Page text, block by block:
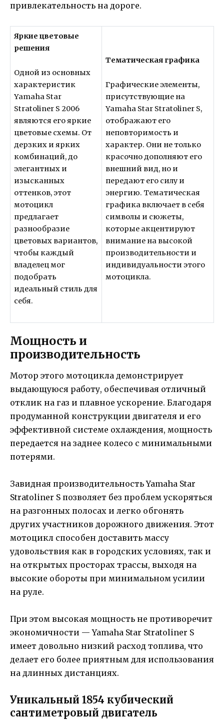
привлекательность на дороге.
Яркие цветовые
решения
Одной из основных
характеристик
Yamaha Star
Stratoliner S 2006
являются его яркие
цветовые схемы. От
дерзких и ярких
комбинаций, до
элегантных и
изысканных
оттенков, этот
мотоцикл
предлагает
разнообразие
цветовых вариантов,
чтобы каждый
владелец мог
подобрать
идеальный стиль для
себя.
Тематическая графика
Графические элементы,
присутствующие на
Yamaha Star Stratoliner S,
отображают его
неповторимость и
характер. Они не только
красочно дополняют его
внешний вид, но и
передают его силу и
энергию. Тематическая
графика включает в себя
символы и сюжеты,
которые акцентируют
внимание на высокой
производительности и
индивидуальности этого
мотоцикла.
Мощность и
производительность
Мотор этого мотоцикла демонстрирует
выдающуюся работу, обеспечивая отличный
отклик на газ и плавное ускорение. Благодаря
продуманной конструкции двигателя и его
эффективной системе охлаждения, мощность
передается на заднее колесо с минимальными
потерями.
Завидная производительность Yamaha Star
Stratoliner S позволяет без проблем ускоряться
на разгонных полосах и легко обгонять
других участников дорожного движения. Этот
мотоцикл способен доставить массу
удовольствия как в городских условиях, так и
на открытых просторах трассы, выходя на
высокие обороты при минимальном усилии
на руле.
При этом высокая мощность не противоречит
экономичности — Yamaha Star Stratoliner S
имеет довольно низкий расход топлива, что
делает его более приятным для использования
на длинных дистанциях.
Уникальный 1854 кубический
сантиметровый двигатель